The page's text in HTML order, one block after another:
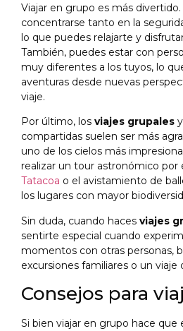
Viajar en grupo es más
concentrarse tanto en la
lo que puedes relajarte y
También, puedes estar con
muy diferentes a los tuyos, lo
aventuras desde nuevas
viaje.
Por último, los viajes grupales
compartidas suelen ser más
uno de los cielos más
realizar un tour astronómico por
Tatacoa o el avistamiento de
los lugares con mayor
Sin duda, cuando haces viajes
sentirte especial cuando
momentos con otras personas,
excursiones familiares o un viaje
Consejos para
Si bien viajar en grupo hace que